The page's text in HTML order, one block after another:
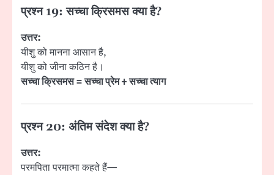
प्रश्न 19: सच्चा क्रिसमस क्या है?
उत्तर:
यीशु को मानना आसान है,
यीशु को जीना कठिन है।
सच्चा क्रिसमस = सच्चा प्रेम + सच्चा त्याग
प्रश्न 20: अंतिम संदेश क्या है?
उत्तर:
परमपिता परमात्मा कहते हैं—